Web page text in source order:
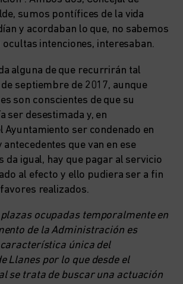
sumos pontífices de la vida
y acordaban lo que, no sabemos
ocultas intenciones, interesaban.
alguna de que recurrirán tal
septiembre de 2017, aunque
son conscientes de que su
ser desestimada y, en
Ayuntamiento ser condenado en
antecedentes que van en ese
da igual, hay que pagar al servicio
al efecto y ello pudiera ser a fin
realizados.
ocupadas temporalmente en
de la Administración es
única del
Llanes por lo que desde el
se trata de buscar una actuación